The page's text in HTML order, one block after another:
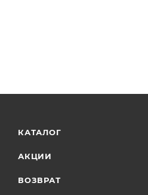
КАТАЛОГ
АКЦИИ
ВОЗВРАТ